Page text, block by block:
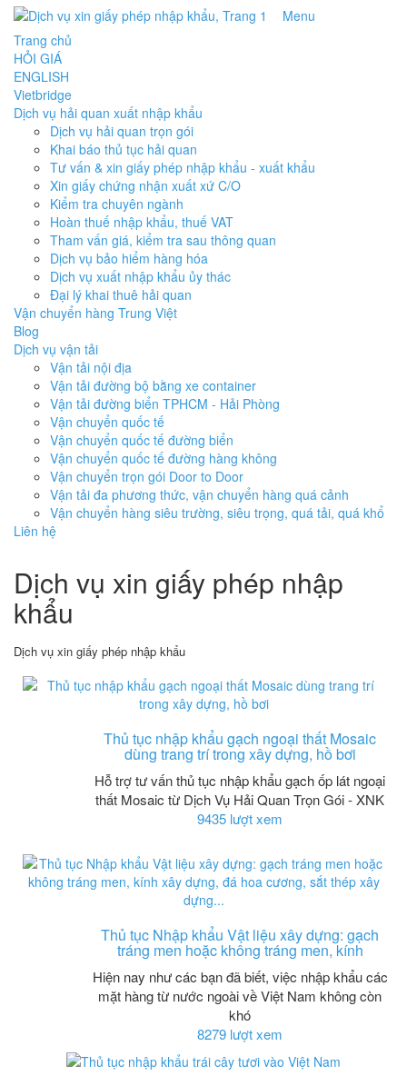
Menu
Trang chủ
HỎI GIÁ
ENGLISH
Vietbridge
Dịch vụ hải quan xuất nhập khẩu
Dịch vụ hải quan trọn gói
Khai báo thủ tục hải quan
Tư vấn & xin giấy phép nhập khẩu - xuất khẩu
Xin giấy chứng nhận xuất xứ C/O
Kiểm tra chuyên ngành
Hoàn thuế nhập khẩu, thuế VAT
Tham vấn giá, kiểm tra sau thông quan
Dịch vụ bảo hiểm hàng hóa
Dịch vụ xuất nhập khẩu ủy thác
Đại lý khai thuê hải quan
Vận chuyển hàng Trung Việt
Blog
Dịch vụ vận tải
Vận tải nội địa
Vận tải đường bộ bằng xe container
Vận tải đường biển TPHCM - Hải Phòng
Vận chuyển quốc tế
Vận chuyển quốc tế đường biển
Vận chuyển quốc tế đường hàng không
Vận chuyển trọn gói Door to Door
Vận tải đa phương thức, vận chuyển hàng quá cảnh
Vận chuyển hàng siêu trường, siêu trọng, quá tải, quá khổ
Liên hệ
Dịch vụ xin giấy phép nhập
khẩu
Dịch vụ xin giấy phép nhập khẩu
Thủ tục nhập khẩu gạch ngoại thất Mosaic
dùng trang trí trong xây dựng, hồ bơi
Hỗ trợ tư vấn thủ tục nhập khẩu gạch ốp lát ngoại
thất Mosaic từ Dịch Vụ Hải Quan Trọn Gói - XNK
9435 lượt xem
Thủ tục Nhập khẩu Vật liệu xây dựng: gạch
tráng men hoặc không tráng men, kính
Hiện nay như các bạn đã biết, việc nhập khẩu các
mặt hàng từ nước ngoài về Việt Nam không còn
khó
8279 lượt xem